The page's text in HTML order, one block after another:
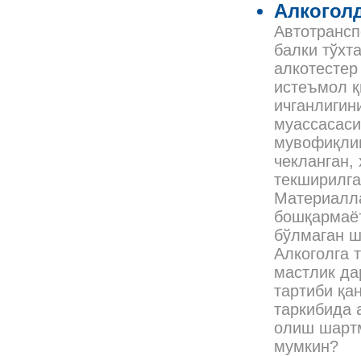
балки
истеъмол
бўлмаган
Алкоголга
мастлик
тартиби
таркибида
олиш
мумкин?